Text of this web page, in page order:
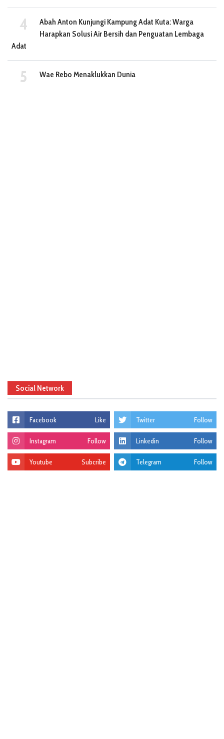
Abah Anton Kunjungi Kampung Adat Kuta: Warga
Harapkan Solusi Air Bersih dan Penguatan Lembaga
Adat
Wae Rebo Menaklukkan Dunia
Social Network
Facebook Like Twitter Follow
Instagram Follow Linkedin Follow
Youtube Subcribe Telegram Follow